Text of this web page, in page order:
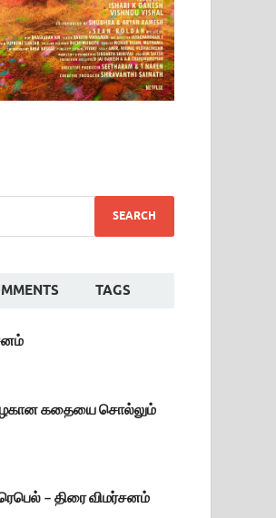
TAGS
அழகான கதையை சொல்லும்
– திரை விமர்சனம்